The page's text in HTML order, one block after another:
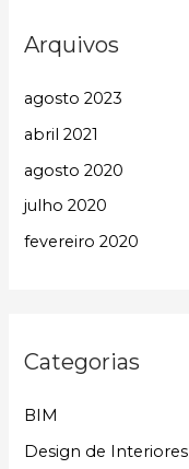
Arquivos
agosto 2023
abril 2021
agosto 2020
julho 2020
fevereiro 2020
Categorias
BIM
Design de Interiores